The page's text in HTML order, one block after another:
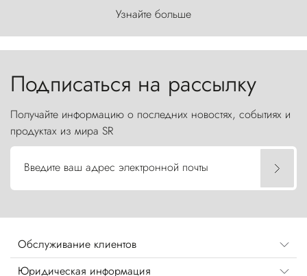
первозданного мира, где ветер с
первобытной яростью ваяет ландшафт, а пики
Торрес-дель-Пайне, словно каменные стражи,
Узнайте больше
Подписаться на рассылку
Получайте информацию о последних новостях, событиях и
продуктах из мира SR
Введите ваш адрес электронной почты
Обслуживание клиентов
Юридическая информация